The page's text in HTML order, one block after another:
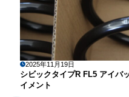
2025年11月19日
シビックタイプR FL5 アイバ
イメント